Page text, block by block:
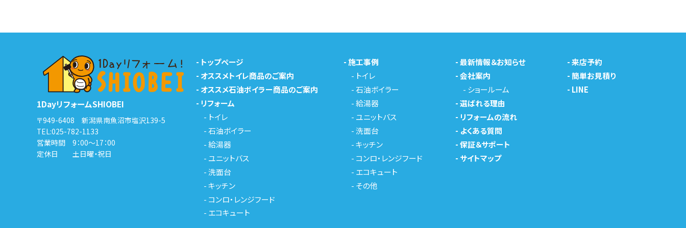
1DayリフォームSHIOBEI
〒949-6408 新潟県南魚沼市塩沢139-5
TEL:025-782-1133
営業時間 9：00～17：00
定休日 土日曜・祝日
- トップページ
- オススメトイレ商品のご案内
- オススメ石油ボイラー商品のご案内
- リフォーム
- トイレ
-石油ボイラー
-給湯器
- ユニットバス
-洗面台
-キッチン
- コンロ・レンジフード
- エコキュート
-施工事例
- トイレ
-石油ボイラー
-給湯器
- ユニットバス
-洗面台
-キッチン
- コンロ・レンジフード
- エコキュート
- その他
-最新情報＆お知らせ
-会社案内
- ショールーム
-選ばれる理由
- リフォームの流れ
- よくある質問
-保証＆サポート
- サイトマップ
-来店予約
-簡単お見積り
- LINE